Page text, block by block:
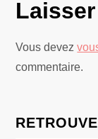
a
t
o
Vous devez
commentaire.